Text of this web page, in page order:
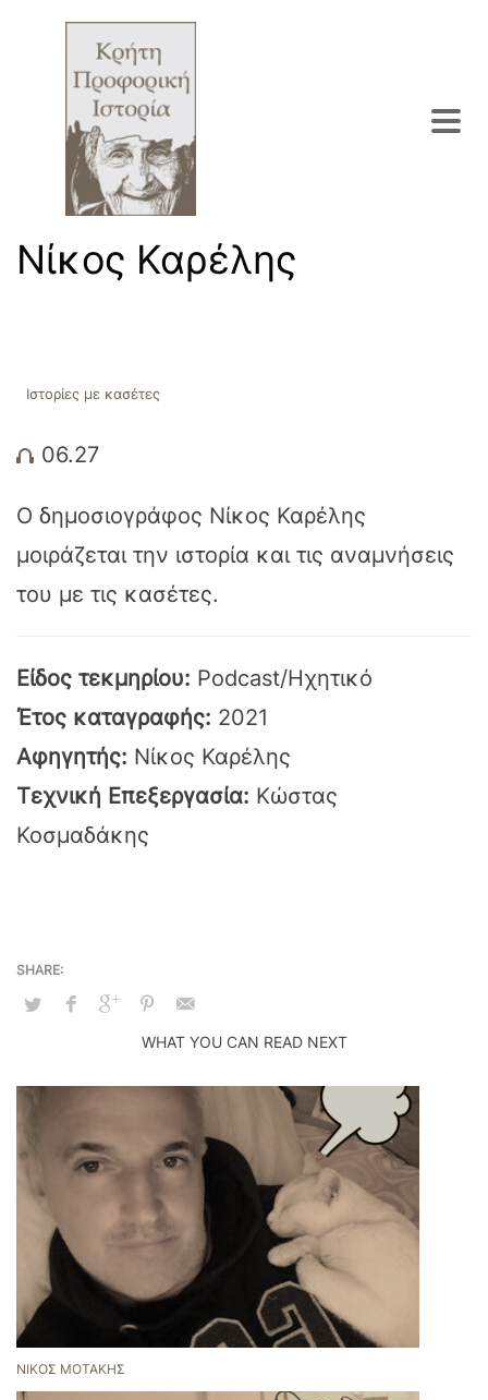
Νίκος Καρέλης
Ιστορίες με κασέτες
06.27
Ο δημοσιογράφος Νίκος Καρέλης
μοιράζεται την ιστορία και τις αναμνήσεις
του με τις κασέτες.
Είδος τεκμηρίου: Podcast/Ηχητικό
Έτος καταγραφής: 2021
Αφηγητής: Νίκος Καρέλης
Τεχνική Επεξεργασία: Κώστας
Κοσμαδάκης
WHAT YOU CAN READ NEXT
ΝΊΚΟΣ ΜΟΤΆΚΗΣ